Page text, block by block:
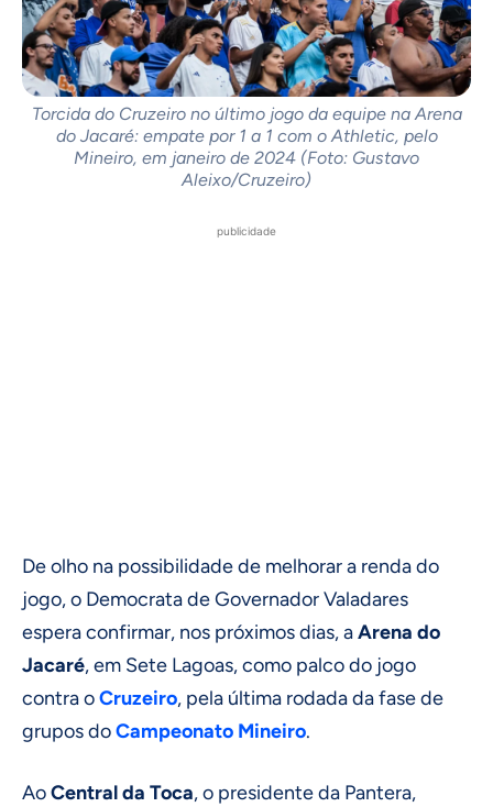
Torcida do Cruzeiro no último jogo da equipe na Arena
do Jacaré: empate por 1 a 1 com o Athletic, pelo
Mineiro, em janeiro de 2024 (Foto: Gustavo
Aleixo/Cruzeiro)
publicidade
De olho na possibilidade de melhorar a renda do
jogo, o Democrata de Governador Valadares
espera confirmar, nos próximos dias, aArena do
Jacaré, em Sete Lagoas, como palco do jogo
contra oCruzeiro, pela última rodada da fase de
grupos doCampeonato Mineiro.
AoCentral da Toca, o presidente da Pantera,